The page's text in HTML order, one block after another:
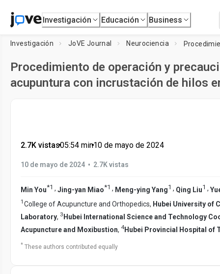
Investigación Educación Business
Investigación JoVE Journal Neurociencia
Procedimiento de operación y
acupuntura con incrustación de hilos
2.7K vistas•05:54 min•10 de mayo de 2024
10 de mayo de 2024 • 2.7K vistas
Min You*1 , Jing-yan Miao*1 , Meng-ying Yang1 , Qing Liu1 ,
1 College of Acupuncture and Orthopedics, Hubei University of
Laboratory, 3 Hubei International Science and Technology
Acupuncture and Moxibustion, 4 Hubei Provincial Hospital of
* These authors contributed equally